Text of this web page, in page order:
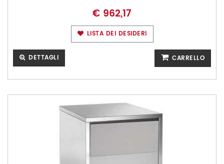
€ 962,17
LISTA DEI DESIDERI
DETTAGLI CARRELLO